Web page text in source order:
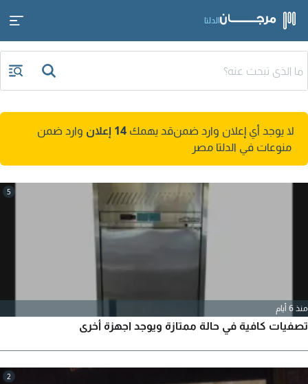
الدلتا
لا يوجد أي إعلان وارد ضمنقد يهمك 14 إعلان
وارد ضمن
منوعات في الدلتا مصر
5
منذ 6 أيام
تصفيات كافية في حالة ممتازة ويوجد اجهزة أخرى
2